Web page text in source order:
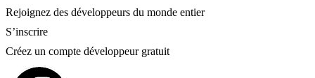
Rejoignez des développeurs du monde entier
S’inscrire
Créez un compte développeur gratuit